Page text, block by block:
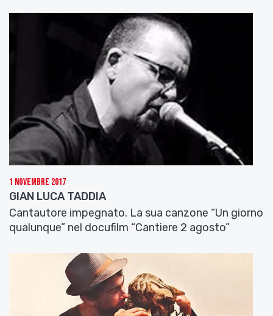
1 Novembre 2017
GIAN LUCA TADDIA
Cantautore impegnato. La sua canzone “Un giorno
qualunque” nel docufilm “Cantiere 2 agosto”